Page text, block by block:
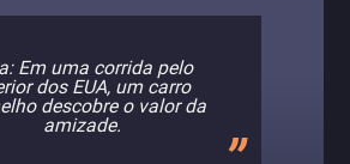
Em uma corrida pelo
dos EUA, um carro
descobre o valor da
amizade.